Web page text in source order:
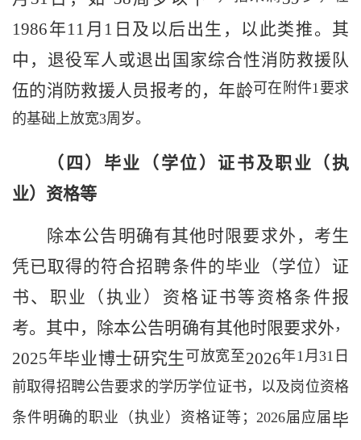
1986年11 月 1 日及以后出生， 以此类推。其
中，退役军人或退出国家综合性消防救援队
伍的消防救援人员报考的，年龄可在附件1要求
的基础上放宽3周岁。
（ 四 ）毕业（学位） 证书及职业（执
业）资格等
除本公告明确有其他时限要求外，考生
凭已取得的符合招聘条件的毕业（学位）证
书、职业（执业）资格证书等资格条件报
考。其中，除本公告明确有其他时限要求外 ，
2025年毕业博士研究生 可放宽至2026年1月31 日
前取得招聘公告要求的学历学位证书，以及岗位资格
条件明确的职业（执业）资格证等； 2026届应届 毕